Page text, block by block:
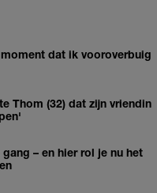
dat ik vooroverbuig
Thom (32) dat zijn vriendin
– en hier rol je nu het